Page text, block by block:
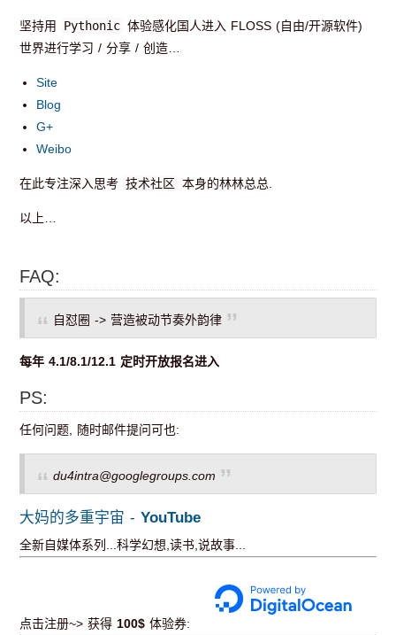
坚持用 Pythonic 体验感化国人进入 FLOSS (自由/开源软件)
世界进行学习 / 分享 / 创造…
Site
Blog
G+
Weibo
在此专注深入思考 技术社区 本身的林林总总.
以上…
FAQ:
自怼圈 -> 营造被动节奏外韵律
每年 4.1/8.1/12.1 定时开放报名进入
PS:
任何问题, 随时邮件提问可也:
du4intra@googlegroups.com
大妈的多重宇宙 -YouTube
全新自媒体系列...科学幻想,读书,说故事...
点击注册~> 获得100$ 体验券: